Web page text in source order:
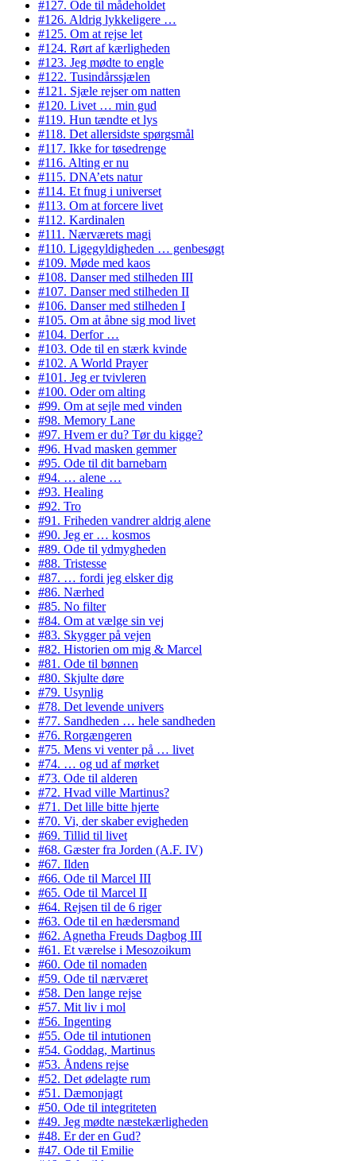
#127. Ode til mådeholdet
#126. Aldrig lykkeligere …
#125. Om at rejse let
#124. Rørt af kærligheden
#123. Jeg mødte to engle
#122. Tusindårssjælen
#121. Sjæle rejser om natten
#120. Livet … min gud
#119. Hun tændte et lys
#118. Det allersidste spørgsmål
#117. Ikke for tøsedrenge
#116. Alting er nu
#115. DNA’ets natur
#114. Et fnug i universet
#113. Om at forcere livet
#112. Kardinalen
#111. Nærværets magi
#110. Ligegyldigheden … genbesøgt
#109. Møde med kaos
#108. Danser med stilheden III
#107. Danser med stilheden II
#106. Danser med stilheden I
#105. Om at åbne sig mod livet
#104. Derfor …
#103. Ode til en stærk kvinde
#102. A World Prayer
#101. Jeg er tvivleren
#100. Oder om alting
#99. Om at sejle med vinden
#98. Memory Lane
#97. Hvem er du? Tør du kigge?
#96. Hvad masken gemmer
#95. Ode til dit barnebarn
#94. … alene …
#93. Healing
#92. Tro
#91. Friheden vandrer aldrig alene
#90. Jeg er … kosmos
#89. Ode til ydmygheden
#88. Tristesse
#87. … fordi jeg elsker dig
#86. Nærhed
#85. No filter
#84. Om at vælge sin vej
#83. Skygger på vejen
#82. Historien om mig & Marcel
#81. Ode til bønnen
#80. Skjulte døre
#79. Usynlig
#78. Det levende univers
#77. Sandheden … hele sandheden
#76. Rorgængeren
#75. Mens vi venter på … livet
#74. … og ud af mørket
#73. Ode til alderen
#72. Hvad ville Martinus?
#71. Det lille bitte hjerte
#70. Vi, der skaber evigheden
#69. Tillid til livet
#68. Gæster fra Jorden (A.F. IV)
#67. Ilden
#66. Ode til Marcel III
#65. Ode til Marcel II
#64. Rejsen til de 6 riger
#63. Ode til en hædersmand
#62. Agnetha Freuds Dagbog III
#61. Et værelse i Mesozoikum
#60. Ode til nomaden
#59. Ode til nærværet
#58. Den lange rejse
#57. Mit liv i mol
#56. Ingenting
#55. Ode til intutionen
#54. Goddag, Martinus
#53. Åndens rejse
#52. Det ødelagte rum
#51. Dæmonjagt
#50. Ode til integriteten
#49. Jeg mødte næstekærligheden
#48. Er der en Gud?
#47. Ode til Emilie